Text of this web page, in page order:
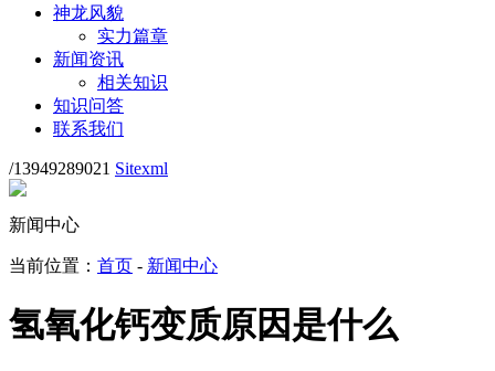
神龙风貌
实力篇章
新闻资讯
相关知识
知识问答
联系我们
/13949289021 Sitexml
新闻中心
当前位置： 首页 - 新闻中心
氢氧化钙变质原因是什么